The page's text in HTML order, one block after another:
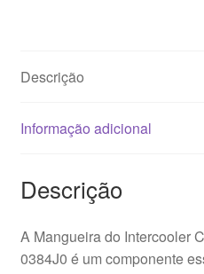
Descrição
Informação adicional
Descrição
A Mangueira do Intercooler
0384J0 é um componente